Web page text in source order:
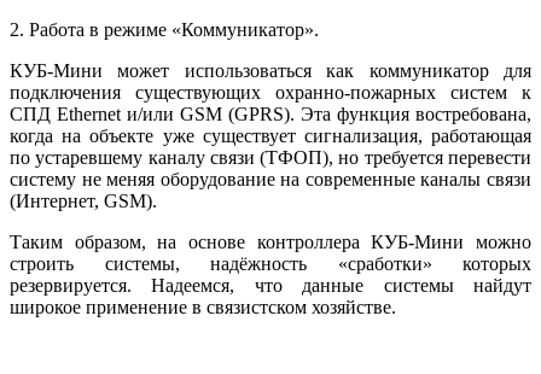
2. Работа в режиме «Коммуникатор».
КУБ-Мини может использоваться как коммуникатор для
подключения существующих охранно-пожарных систем к
СПД Ethernet и/или GSM (GPRS). Эта функция востребована,
когда на объекте уже существует сигнализация, работающая
по устаревшему каналу связи (ТФОП), но требуется перевести
систему не меняя оборудование на современные каналы связи
(Интернет, GSM).
Таким образом, на основе контроллера КУБ-Мини можно
строить системы, надёжность «сработки» которых
резервируется. Надеемся, что данные системы найдут
широкое применение в связистском хозяйстве.